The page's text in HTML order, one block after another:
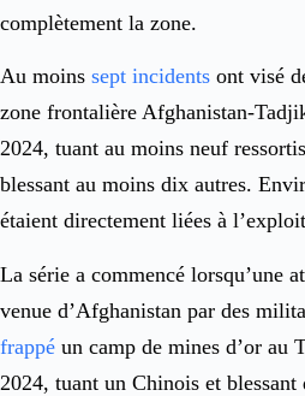
complètement la zone.
Au moins sept incidents ont visé
zone frontalière Afghanistan-
2024, tuant au moins neuf
blessant au moins dix autres.
étaient directement liées à
La série a commencé lorsqu’une
venue d’Afghanistan par des
frappé un camp de mines d’or au
2024, tuant un Chinois et blessant